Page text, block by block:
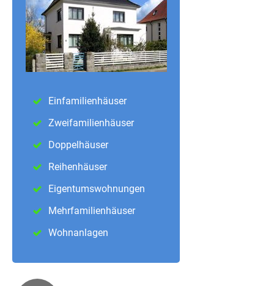
Einfamilienhäuser
Zweifamilienhäuser
Doppelhäuser
Reihenhäuser
Eigentumswohnungen
Mehrfamilienhäuser
Wohnanlagen